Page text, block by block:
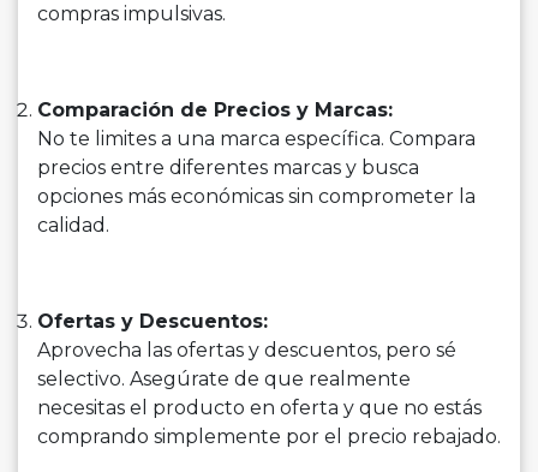
compras impulsivas.
Comparación de Precios y Marcas:
No te limites a una marca específica. Compara
precios entre diferentes marcas y busca
opciones más económicas sin comprometer la
calidad.
Ofertas y Descuentos:
Aprovecha las ofertas y descuentos, pero sé
selectivo. Asegúrate de que realmente
necesitas el producto en oferta y que no estás
comprando simplemente por el precio rebajado.